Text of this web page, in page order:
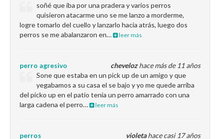
soñé que iba por una pradera y varios perros
quisieron atacarme uno se me lanzo a morderme,
logre tomarlo del cuello y lanzarlo hacia atrás, luego dos
perros se me abalanzaron en…
leer más
chevelozhace más de 11 años
perro agresivo
Sone que estaba en un pick up de un amigo y que
yegabamos a su casa el se bajo y yo me quede arriba
del picko up en el patio tenia un perro amarrado con una
larga cadena el perro…
leer más
violetahace casi 17 años
perros